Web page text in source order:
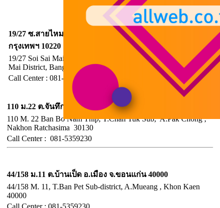
ฝ่ายขายและศูนย์ประสาน
19/27 ซ.สายไหม44/1 ถ.สายไหม แขวงสายไหม เขตสายไหม
กรุงเทพฯ 10220
19/27 Soi Sai Mai 44/1 Sai Mai Road, Sai Mai Subdistrict, Sai
Mai District, Bangkok 10220
Call Center : 081-5359230
อำเภอปากช่อง จังหวัดนครราชสีมา
110 ม.22 ต.จันทึก อ.ปากช่อง จ.นครรราชสีมา 30130
110 M. 22 Ban Bo Nam Thip, T.Chan Tuk Sub, A.Pak Chong ,
Nakhon Ratchasima 30130
Call Center : 081-5359230
44/158 ม.11 ต.บ้านเป็ด อ.เมือง จ.ขอนแก่น 40000
44/158 M. 11, T.Ban Pet Sub-district, A.Mueang , Khon Kaen
40000
Call Center : 081-5359230